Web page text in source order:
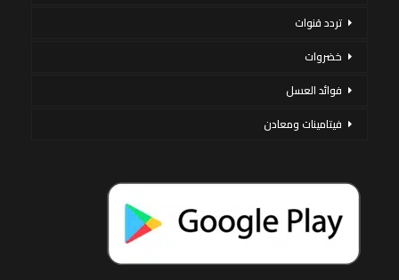
تردد قنوات
خضروات
فوائد العسل
فيتامينات ومعادن